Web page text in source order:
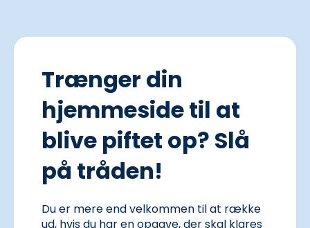
Trænger din
hjemmeside til at
blive piftet op? Slå
på tråden!
Du er mere end velkommen til at række
ud, hvis du har en opgave, der skal klares